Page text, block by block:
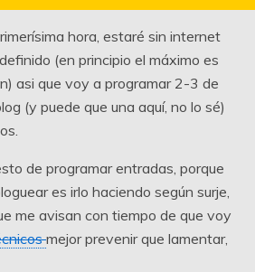
hora, estaré sin internet
(en principio el máximo es
asi que voy a programar 2-3 de
(y puede que una aquí, no lo sé)
de programar entradas, porque
es irlo haciendo según surje,
me avisan con tiempo de que voy
mejor prevenir que lamentar,